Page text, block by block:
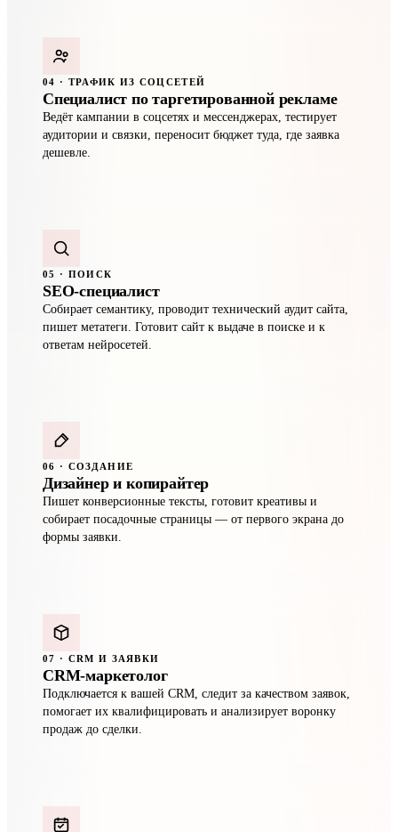
04 · ТРАФИК ИЗ СОЦСЕТЕЙ
Специалист по таргетированной рекламе
Ведёт кампании в соцсетях и мессенджерах, тестирует
аудитории и связки, переносит бюджет туда, где заявка
дешевле.
05 · ПОИСК
SEO-специалист
Собирает семантику, проводит технический аудит сайта,
пишет метатеги. Готовит сайт к выдаче в поиске и к
ответам нейросетей.
06 · СОЗДАНИЕ
Дизайнер и копирайтер
Пишет конверсионные тексты, готовит креативы и
собирает посадочные страницы — от первого экрана до
формы заявки.
07 · CRM И ЗАЯВКИ
CRM-маркетолог
Подключается к вашей CRM, следит за качеством заявок,
помогает их квалифицировать и анализирует воронку
продаж до сделки.